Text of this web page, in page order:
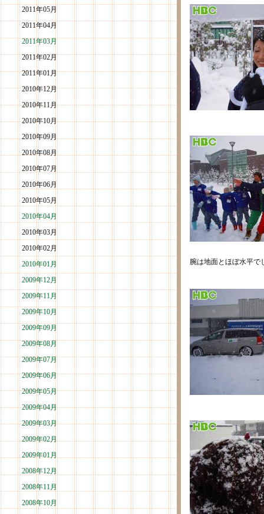
2011年05月
2011年04月
2011年03月
2011年02月
2011年01月
2010年12月
2010年11月
2010年10月
2010年09月
2010年08月
2010年07月
2010年06月
2010年05月
2010年04月
2010年03月
2010年02月
2010年01月
2009年12月
2009年11月
2009年10月
2009年09月
2009年08月
2009年07月
2009年06月
2009年05月
2009年04月
2009年03月
2009年02月
2009年01月
2008年12月
2008年11月
2008年10月
腕は地面とほぼ水平で